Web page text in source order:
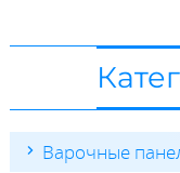
Варочные